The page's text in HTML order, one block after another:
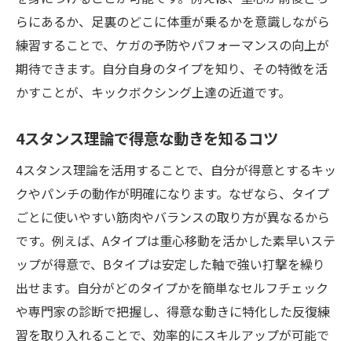
活用術
日本人に多いタイプ別の効果的な練習例
理論と実践を融合させた練習のコツ
らにあるか、足裏のどこに体重が乗るかを意識しながら
練習することで、ケガの予防やパフォーマンスの向上が
期待できます。自分自身のタイプを知り、その特徴を活
かすことが、キックボクシング上達の近道です。
4スタンス理論で得意な動きを知るコツ
4スタンス理論を活用することで、自分が得意とするキッ
クやパンチの動作が明確になります。なぜなら、タイプ
ごとに使いやすい筋肉やバランスの取り方が異なるから
です。例えば、Aタイプは重心移動を活かした素早いステ
ップが得意で、Bタイプは安定した軸で強い打撃を繰り
出せます。自分がどのタイプかを簡単なセルフチェック
や専門家の診断で把握し、得意な動きに特化した反復練
習を取り入れることで、効率的にスキルアップが可能で